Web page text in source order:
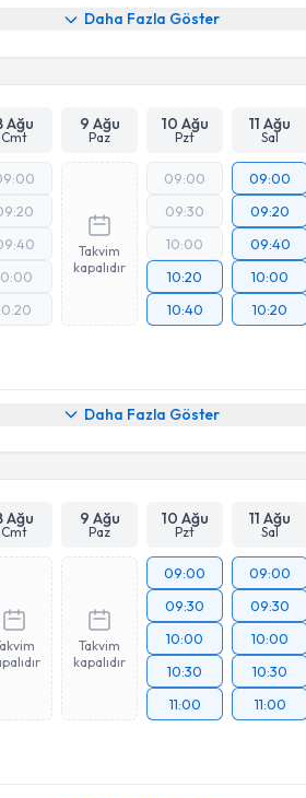
Daha Fazla Göster
Ağu
Cmt
9 Ağu
Paz
10 Ağu
Pzt
11 Ağu
Sal
Takvim
kapalıdır
09:00
09:30
10:00
10:20
10:40
09:00
09:20
09:40
10:00
10:20
Daha Fazla Göster
Ağu
Cmt
9 Ağu
Paz
10 Ağu
Pzt
11 Ağu
Sal
Takvim
kapalıdır
09:00
09:30
10:00
10:30
11:00
09:00
09:30
10:00
10:30
11:00